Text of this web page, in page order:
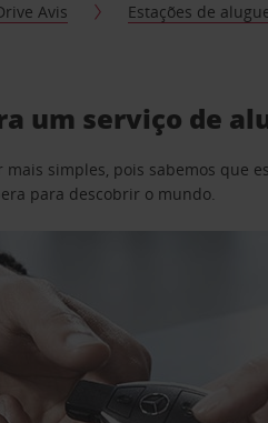
Avis Estações de
um serviço de
simples, pois sabemos
para descobrir o mundo.